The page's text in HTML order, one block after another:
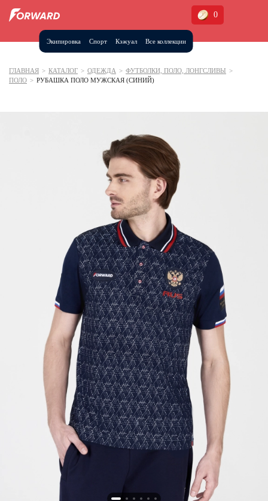
Экипировка Спорт Кэжуал Все коллекции
0
Москва и МО
Нижегородская область (1)
Новосибирская область (3)
Омская область (5)
Республика Башкортостан (3)
Республика Крым (1)
Республика Татарстан (2)
Ростовская область (2)
Самарская область (1)
Санкт-Петербург и ЛО (3)
Саратовская область (1)
Свердловская область (5)
Северная Осетия (2)
Смоленская область (1)
Ставропольский край (5)
Томская область (1)
Тульская область (1)
ГЛАВНАЯ > КАТАЛОГ > ОДЕЖДА > ФУТБОЛКИ, ПОЛО, ЛОНГСЛИВЫ >
ПОЛО > РУБАШКА ПОЛО МУЖСКАЯ (СИНИЙ)